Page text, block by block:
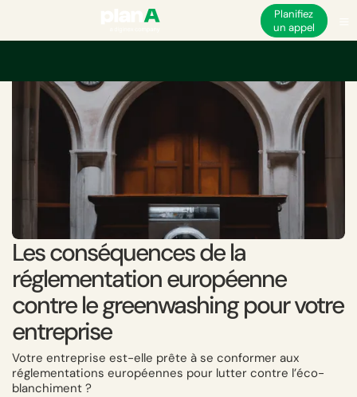
Planifiez
un appel
Les conséquences de la
réglementation européenne
contre le greenwashing pour votre
entreprise
Votre entreprise est-elle prête à se conformer aux
réglementations européennes pour lutter contre l’éco-
blanchiment ?